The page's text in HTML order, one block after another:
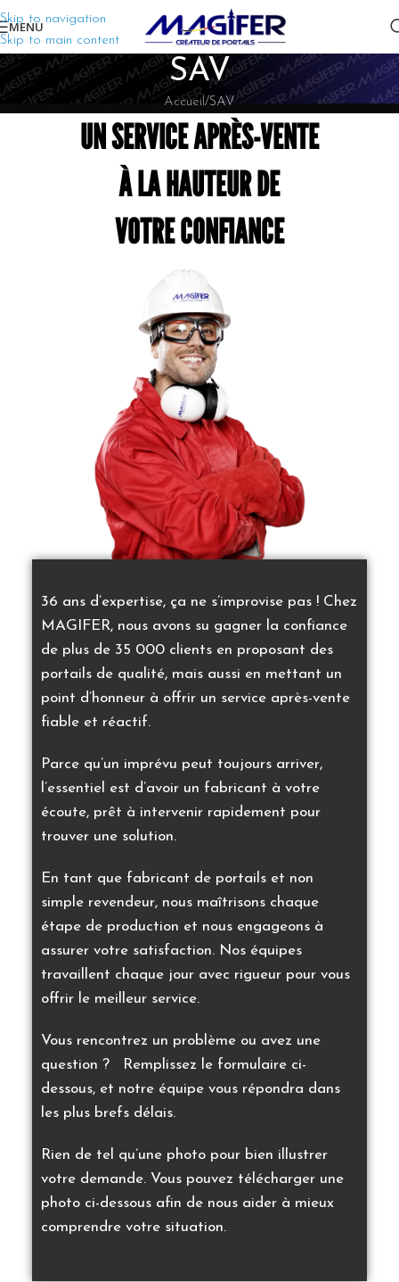
Skip to navigation
Skip to main content
MENU
SAV
Accueil SAV
UN SERVICE APRÈS-VENTE
À LA HAUTEUR DE
VOTRE CONFIANCE
36 ans d’expertise, ça ne s’improvise pas ! Chez
MAGIFER, nous avons su gagner la confiance
de plus de 35 000 clients en proposant des
portails de qualité, mais aussi en mettant un
point d’honneur à offrir un service après-vente
fiable et réactif.
Parce qu’un imprévu peut toujours arriver,
l’essentiel est d’avoir un fabricant à votre
écoute, prêt à intervenir rapidement pour
trouver une solution.
En tant que fabricant de portails et non
simple revendeur, nous maîtrisons chaque
étape de production et nous engageons à
assurer votre satisfaction. Nos équipes
travaillent chaque jour avec rigueur pour vous
offrir le meilleur service.
Vous rencontrez un problème ou avez une
question ? Remplissez le formulaire ci-
dessous, et notre équipe vous répondra dans
les plus brefs délais.
Rien de tel qu’une photo pour bien illustrer
votre demande. Vous pouvez télécharger une
photo ci-dessous afin de nous aider à mieux
comprendre votre situation.